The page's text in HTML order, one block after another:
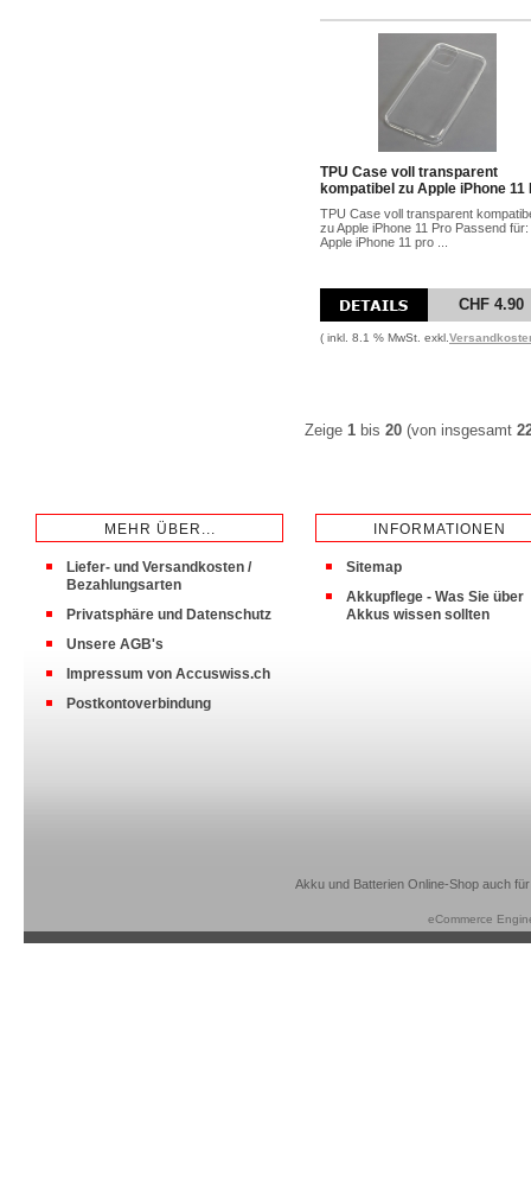
TPU Case voll transparent
kompatibel zu Apple iPhone 11
TPU Case voll transparent
zu Apple iPhone 11 Pro Passend für:
Apple iPhone 11 pro ...
CHF 4.90
( inkl. 8.1 % MwSt. exkl.
Zeige 1 bis 20 (von insgesamt
MEHR ÜBER...
Liefer- und Versandkosten /
Bezahlungsarten
Privatsphäre und Datenschutz
Unsere AGB's
Impressum von Accuswiss.ch
Postkontoverbindung
INFORMATIONEN
Sitemap
Akkupflege - Was Sie über
Akkus wissen sollten
Akku und Batterien Online-Shop auch
eCommerce